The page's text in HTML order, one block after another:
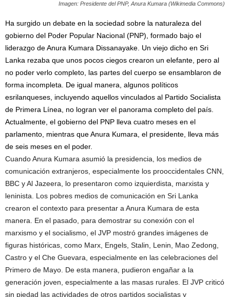
Imagen: Presidente del PNP, Anura Kumara (Wikimedia Commons)
Ha surgido un debate en la sociedad sobre la naturaleza del
gobierno del Poder Popular Nacional (PNP), formado bajo el
liderazgo de Anura Kumara Dissanayake. Un viejo dicho en Sri
Lanka rezaba que unos pocos ciegos crearon un elefante, pero al
no poder verlo completo, las partes del cuerpo se ensamblaron de
forma incompleta. De igual manera, algunos políticos
esrilanqueses, incluyendo aquellos vinculados al Partido Socialista
de Primera Línea, no logran ver el panorama completo del país.
Actualmente, el gobierno del PNP lleva cuatro meses en el
parlamento, mientras que Anura Kumara, el presidente, lleva más
de seis meses en el poder.
Cuando Anura Kumara asumió la presidencia, los medios de
comunicación extranjeros, especialmente los prooccidentales CNN,
BBC y Al Jazeera, lo presentaron como izquierdista, marxista y
leninista. Los pobres medios de comunicación en Sri Lanka
crearon el contexto para presentar a Anura Kumara de esta
manera. En el pasado, para demostrar su conexión con el
marxismo y el socialismo, el JVP mostró grandes imágenes de
figuras históricas, como Marx, Engels, Stalin, Lenin, Mao Zedong,
Castro y el Che Guevara, especialmente en las celebraciones del
Primero de Mayo. De esta manera, pudieron engañar a la
generación joven, especialmente a las masas rurales. El JVP criticó
sin piedad las actividades de otros partidos socialistas y